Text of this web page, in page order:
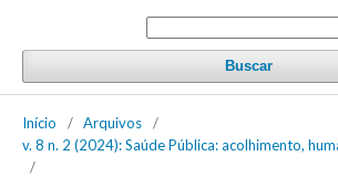
Buscar
Início / Arquivos
/
v. 8 n. 2 (2024): Saúde Pública: acolhimento,
/